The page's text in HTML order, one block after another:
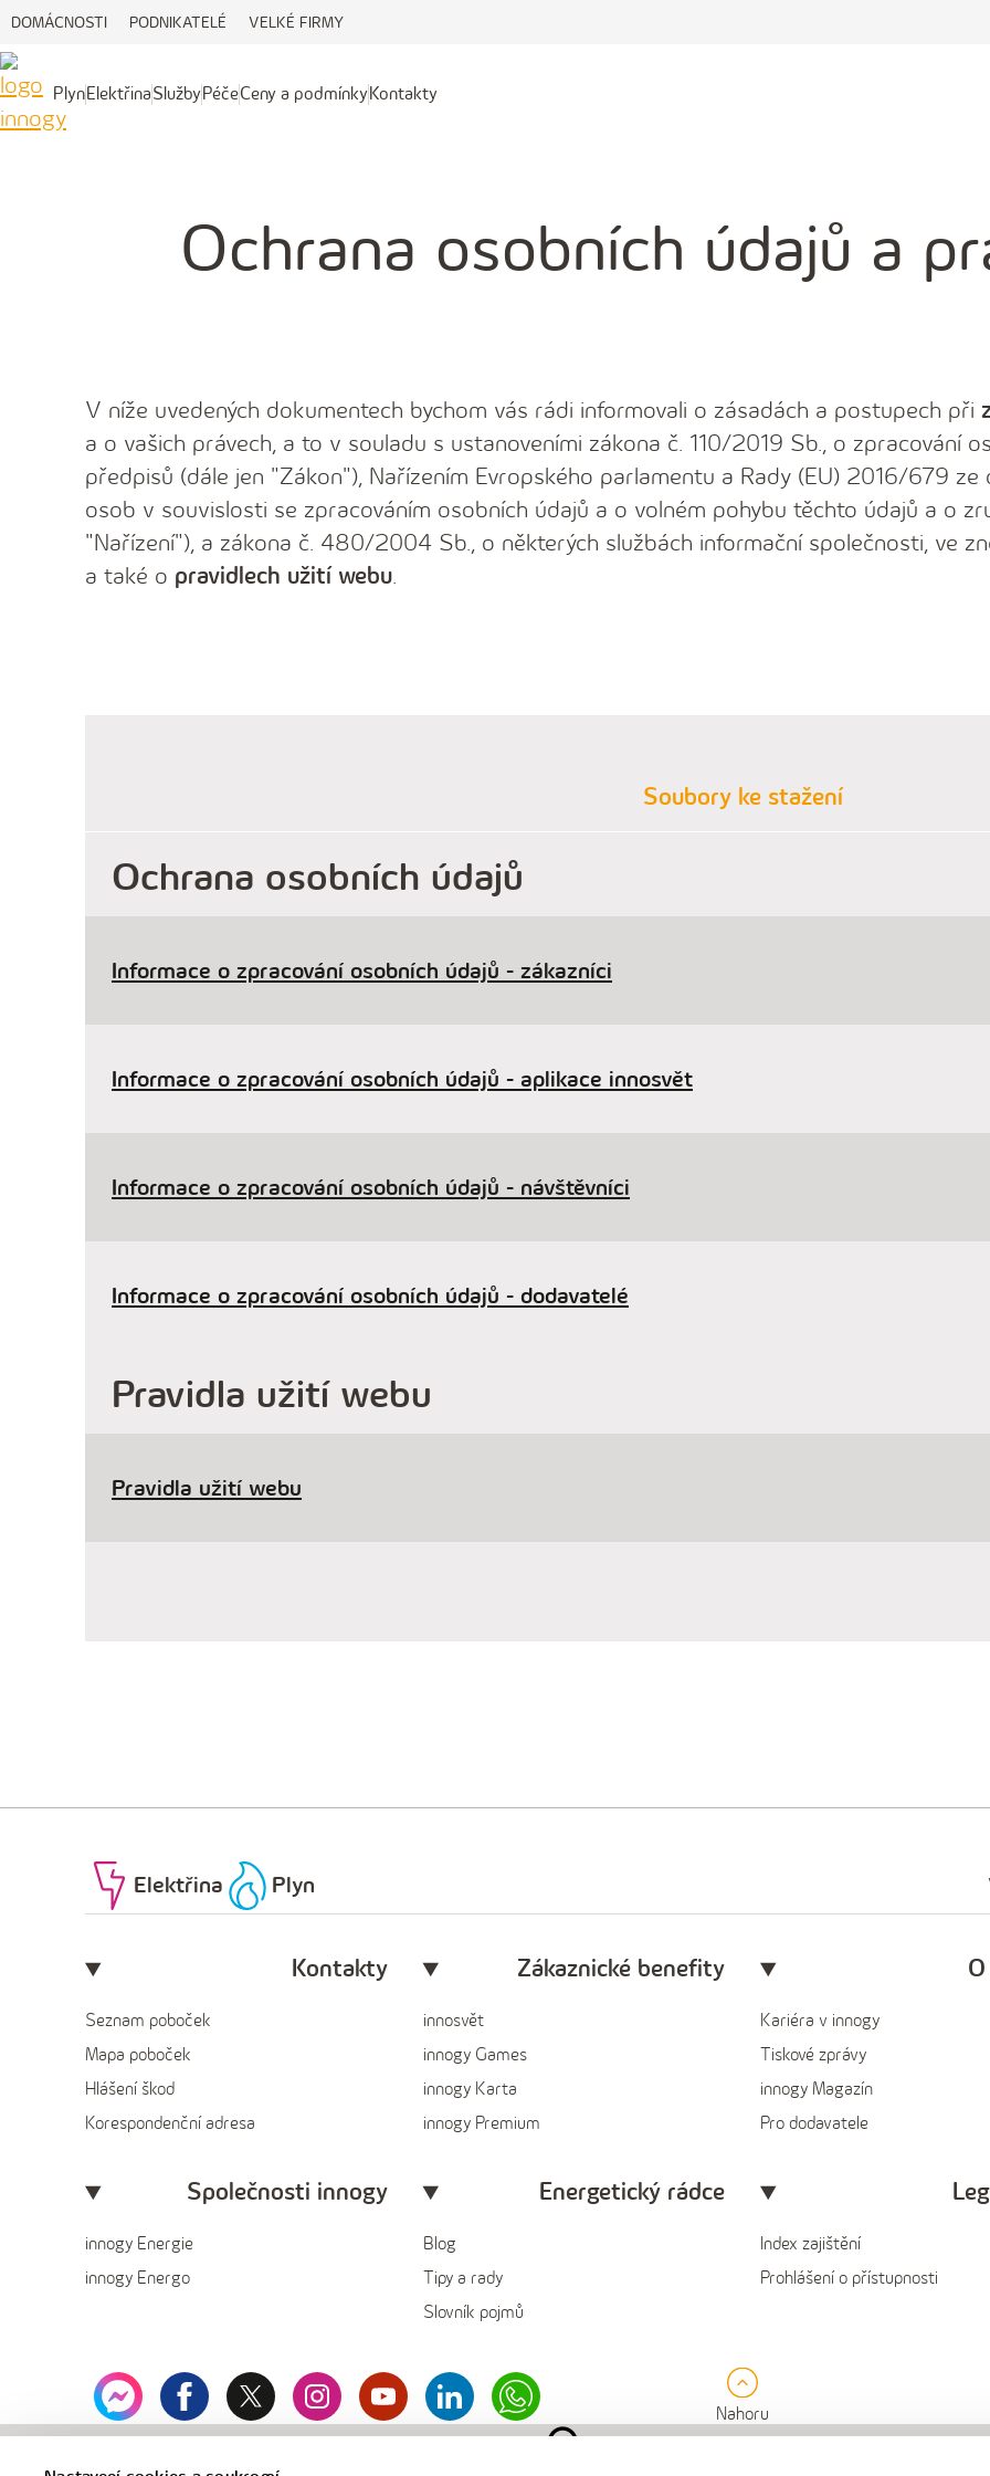
DOMÁCNOSTI PODNIKATELÉ VELKÉ FIRMY
Plyn
PlynElektřina
ElektřinaSlužby
Služby Péče
PéčeCeny a podmínky
Ceny
Kontakty
Kontakty
Ochrana osobních údajů a
V níže uvedených dokumentech bychom vás rádi informovali o zásadách a postupech při
a o vašich právech, a to v souladu s ustanoveními zákona č. 110/2019 Sb., o zpracování
předpisů (dále jen "Zákon"), Nařízením Evropského parlamentu a Rady (EU) 2016/679
osob v souvislosti se zpracováním osobních údajů a o volném pohybu těchto údajů a o
"Nařízení"), a zákona č. 480/2004 Sb., o některých službách informační společnosti, ve
a také o pravidlech užití webu.
Soubory ke stažení
Ochrana osobních údajů
Informace o zpracování osobních údajů - zákazníci
Informace o zpracování osobních údajů - aplikace innosvět
Informace o zpracování osobních údajů - návštěvníci
Informace o zpracování osobních údajů - dodavatelé
Pravidla užití webu
Pravidla užití webu
Elektřina Plyn
Kontakty
Seznam poboček
Mapa poboček
Hlášení škod
Korespondenční adresa
Zákaznické benefity
innosvět
innogy Games
innogy Karta
innogy Premium
Kariéra v innogy
Tiskové zprávy
innogy Magazín
Pro dodavatele
Společnosti innogy
innogy Energie
innogy Energo
Energetický rádce
Blog
Tipy a rady
Slovník pojmů
Index zajištění
Prohlášení o přístupnosti
messengerfacebook
x
innogy
instagramyoutubeLinkedinWhatsapp
Nahoru